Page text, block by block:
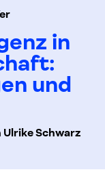
in
und
Schwarz